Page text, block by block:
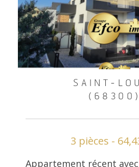
SAINT-
(68300)
3 pièces -
Appartement récent